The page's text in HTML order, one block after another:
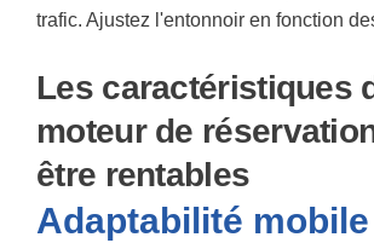
trafic. Ajustez l'entonnoir en fonction
Les caractéristiques
moteur de
être rentables
Adaptabilité